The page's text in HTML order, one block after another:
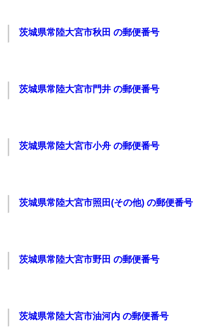
茨城県常陸大宮市秋田 の郵便番号
茨城県常陸大宮市門井 の郵便番号
茨城県常陸大宮市小舟 の郵便番号
茨城県常陸大宮市照田(その他) の郵便番号
茨城県常陸大宮市野田 の郵便番号
茨城県常陸大宮市油河内 の郵便番号